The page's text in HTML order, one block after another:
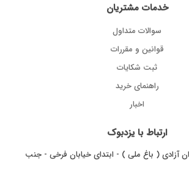
خدمات مشتریان
سوالات متداول
قوانین و مقررات
ثبت شکایات
راهنمای خرید
اخبار
ارتباط با یزدبوک
آزادی ( باغ ملی ) - ابتدای خیابان فرخی - جنب